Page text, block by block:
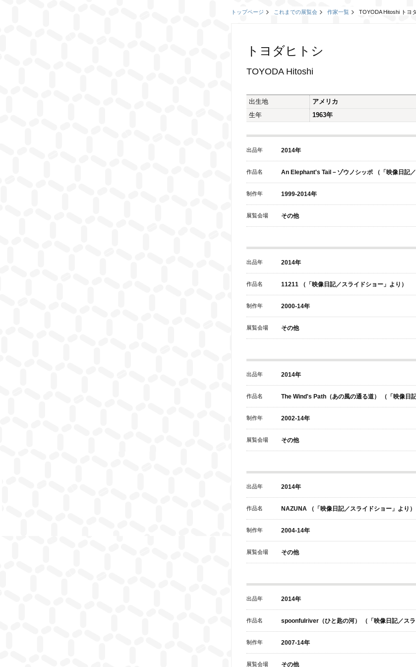
トップページ これまでの展覧会 作家一覧 TOYODA Hitoshi トヨ
トヨダヒトシ
TOYODA Hitoshi
出生地
アメリカ
生年
1963年
出品年 2014年
作品名 An Elephant's Tail－ゾウノシッポ （「映像日記／
制作年 1999-2014年
展覧会場 その他
出品年 2014年
作品名 11211 （「映像日記／スライドショー」より）
制作年 2000-14年
展覧会場 その他
出品年 2014年
作品名 The Wind's Path（あの風の通る道） （「映像日
制作年 2002-14年
展覧会場 その他
出品年 2014年
作品名 NAZUNA （「映像日記／スライドショー」より）
制作年 2004-14年
展覧会場 その他
出品年 2014年
作品名 spoonfulriver（ひと匙の河） （「映像日記／スラ
制作年 2007-14年
展覧会場 その他